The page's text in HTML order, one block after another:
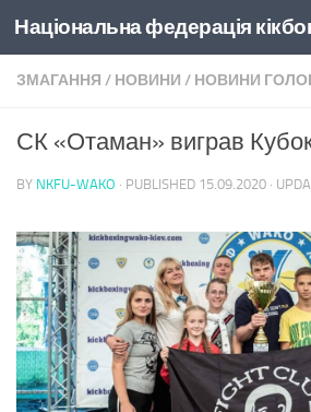
Skip to content
ЗМАГАННЯ / НОВИНИ / НОВИНИ
СК «Отаман» виграв
BY NKFU-WAKO · PUBLISHED 15.09.2020 ·